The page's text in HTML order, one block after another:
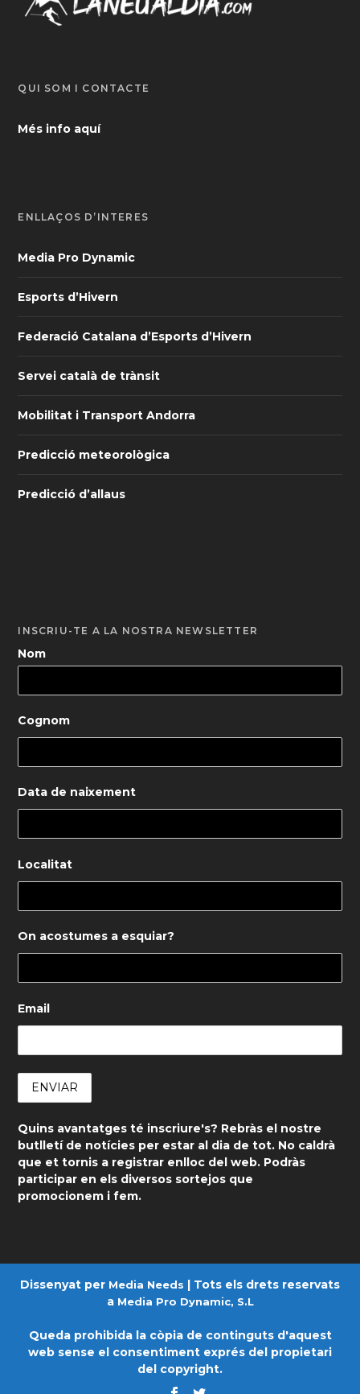
QUI SOM I CONTACTE
Més info aquí
ENLLAÇOS D’INTERÈS
Media Pro Dynamic
Esports d’Hivern
Federació Catalana d’Esports d’Hivern
Servei català de trànsit
Mobilitat i Transport Andorra
Predicció meteorològica
Predicció d’allaus
INSCRIU-TE A LA NOSTRA NEWSLETTER
Nom
Cognom
Data de naixement
Localitat
On acostumes a esquiar?
Email
Quins avantatges té inscriure's? Rebràs el nostre
butlletí de notícies per estar al dia de tot. No caldrà
que et tornis a registrar enlloc del web. Podràs
participar en els diversos sortejos que
promocionem i fem.
Dissenyat per Media Needs
| Tots els drets reservats
a Media Pro Dynamic, S.L
Queda prohibida la còpia de continguts d'aquest
web sense el consentiment exprés del propietari
del copyright.